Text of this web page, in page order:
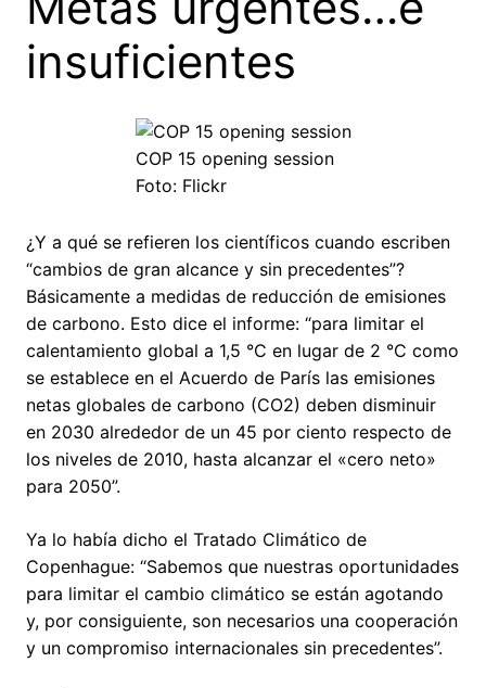
insuficientes
COP 15 opening session
Foto: Flickr
¿Y a qué se refieren los científicos cuando escriben
“cambios de gran alcance y sin precedentes”?
Básicamente a medidas de reducción de emisiones
de carbono. Esto dice el informe: “para limitar el
calentamiento global a 1,5 °C en lugar de 2 °C como
se establece en el Acuerdo de París las emisiones
netas globales de carbono (CO2) deben disminuir
en 2030 alrededor de un 45 por ciento respecto de
los niveles de 2010, hasta alcanzar el «cero neto»
para 2050”.
Ya lo había dicho el Tratado Climático de
Copenhague: “Sabemos que nuestras oportunidades
para limitar el cambio climático se están agotando
y, por consiguiente, son necesarios una cooperación
y un compromiso internacionales sin precedentes”.